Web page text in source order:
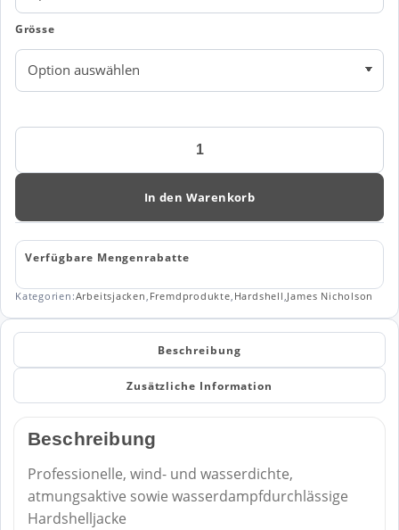
Grösse
Hardshelljacke
Menge
In den Warenkorb
Verfügbare Mengenrabatte
Kategorien:Arbeitsjacken, Fremdprodukte, Hardshell,James Nicholson
Beschreibung
Zusätzliche Information
Beschreibung
Professionelle, wind- und wasserdichte,
atmungsaktive sowie wasserdampfdurchlässige
Hardshelljacke